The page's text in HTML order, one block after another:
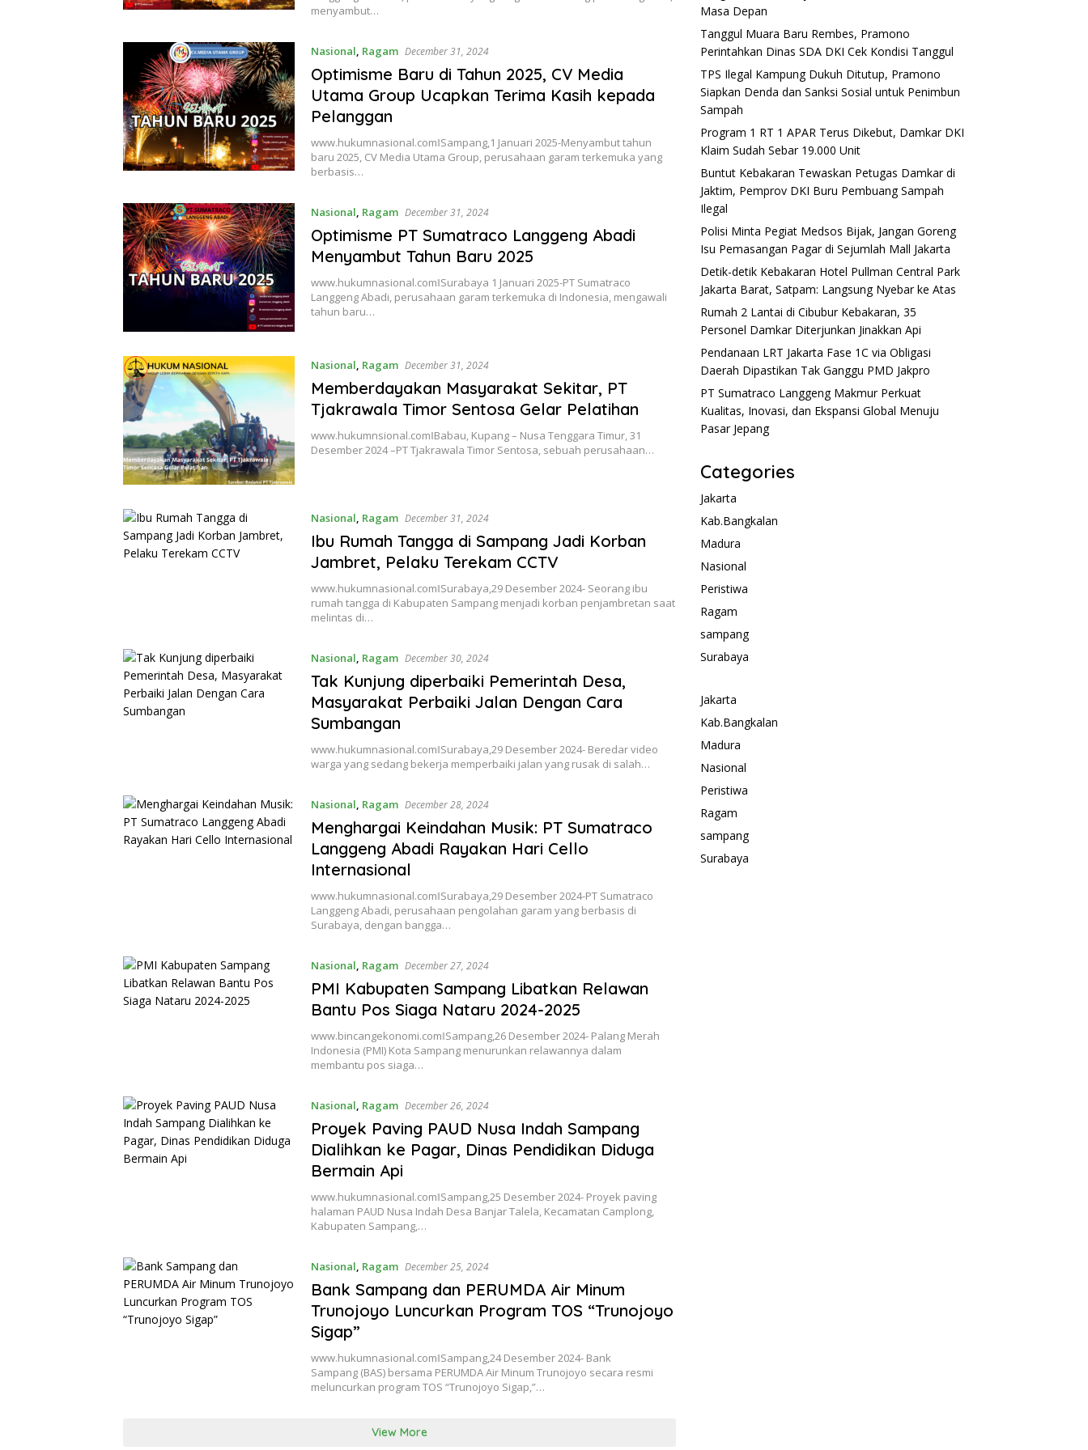
menyambut…
Nasional, Ragam December 31, 2024
Optimisme Baru di Tahun 2025, CV Media
Utama Group Ucapkan Terima Kasih kepada
Pelanggan
www.hukumnasional.comǁSampang,1 Januari 2025-Menyambut tahun
baru 2025, CV Media Utama Group, perusahaan garam terkemuka yang
berbasis…
Nasional, Ragam December 31, 2024
Optimisme PT Sumatraco Langgeng Abadi
Menyambut Tahun Baru 2025
www.hukumnasional.comǁSurabaya 1 Januari 2025-PT Sumatraco
Langgeng Abadi, perusahaan garam terkemuka di Indonesia, mengawali
tahun baru…
Nasional, Ragam December 31, 2024
Memberdayakan Masyarakat Sekitar, PT
Tjakrawala Timor Sentosa Gelar Pelatihan
www.hukumnsional.comǁBabau, Kupang – Nusa Tenggara Timur, 31
Desember 2024 –PT Tjakrawala Timor Sentosa, sebuah perusahaan…
Nasional, Ragam December 31, 2024
Ibu Rumah Tangga di Sampang Jadi Korban
Jambret, Pelaku Terekam CCTV
www.hukumnasional.comǁSurabaya,29 Desember 2024- Seorang ibu
rumah tangga di Kabupaten Sampang menjadi korban penjambretan saat
melintas di…
Nasional, Ragam December 30, 2024
Tak Kunjung diperbaiki Pemerintah Desa,
Masyarakat Perbaiki Jalan Dengan Cara
Sumbangan
www.hukumnasional.comǁSurabaya,29 Desember 2024- Beredar video
warga yang sedang bekerja memperbaiki jalan yang rusak di salah…
Nasional, Ragam December 28, 2024
Menghargai Keindahan Musik: PT Sumatraco
Langgeng Abadi Rayakan Hari Cello
Internasional
www.hukumnasional.comǁSurabaya,29 Desember 2024-PT Sumatraco
Langgeng Abadi, perusahaan pengolahan garam yang berbasis di
Surabaya, dengan bangga…
Nasional, Ragam December 27, 2024
PMI Kabupaten Sampang Libatkan Relawan
Bantu Pos Siaga Nataru 2024-2025
www.bincangekonomi.comǁSampang,26 Desember 2024- Palang Merah
Indonesia (PMI) Kota Sampang menurunkan relawannya dalam
membantu pos siaga…
Nasional, Ragam December 26, 2024
Proyek Paving PAUD Nusa Indah Sampang
Dialihkan ke Pagar, Dinas Pendidikan Diduga
Bermain Api
www.hukumnasional.comǁSampang,25 Desember 2024- Proyek paving
halaman PAUD Nusa Indah Desa Banjar Talela, Kecamatan Camplong,
Kabupaten Sampang,…
Nasional, Ragam December 25, 2024
Bank Sampang dan PERUMDA Air Minum
Trunojoyo Luncurkan Program TOS “Trunojoyo
Sigap”
www.hukumnasional.comǁSampang,24 Desember 2024- Bank
Sampang (BAS) bersama PERUMDA Air Minum Trunojoyo secara resmi
meluncurkan program TOS “Trunojoyo Sigap,”…
View More
Masa Depan
Tanggul Muara Baru Rembes, Pramono
Perintahkan Dinas SDA DKI Cek Kondisi Tanggul
TPS Ilegal Kampung Dukuh Ditutup, Pramono
Siapkan Denda dan Sanksi Sosial untuk Penimbun
Sampah
Program 1 RT 1 APAR Terus Dikebut, Damkar DKI
Klaim Sudah Sebar 19.000 Unit
Buntut Kebakaran Tewaskan Petugas Damkar di
Jaktim, Pemprov DKI Buru Pembuang Sampah
Ilegal
Polisi Minta Pegiat Medsos Bijak, Jangan Goreng
Isu Pemasangan Pagar di Sejumlah Mall Jakarta
Detik-detik Kebakaran Hotel Pullman Central Park
Jakarta Barat, Satpam: Langsung Nyebar ke Atas
Rumah 2 Lantai di Cibubur Kebakaran, 35
Personel Damkar Diterjunkan Jinakkan Api
Pendanaan LRT Jakarta Fase 1C via Obligasi
Daerah Dipastikan Tak Ganggu PMD Jakpro
PT Sumatraco Langgeng Makmur Perkuat
Kualitas, Inovasi, dan Ekspansi Global Menuju
Pasar Jepang
Categories
Jakarta
Kab.Bangkalan
Madura
Nasional
Peristiwa
Ragam
sampang
Surabaya
Jakarta
Kab.Bangkalan
Madura
Nasional
Peristiwa
Ragam
sampang
Surabaya